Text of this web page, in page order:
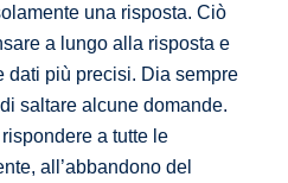
una risposta. Ciò
a lungo alla risposta e
dati più precisi. Dia sempre
saltare alcune domande.
a tutte le
all’abbandono del